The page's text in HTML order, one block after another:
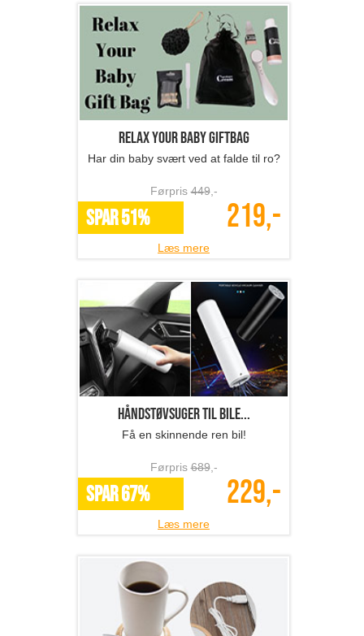
Relax your baby giftbag
Har din baby svært ved at falde til ro?
Førpris449,-
SPAR 51% 219,-
Læs mere
Håndstøvsuger til bile...
Få en skinnende ren bil!
Førpris689,-
SPAR 67% 229,-
Læs mere